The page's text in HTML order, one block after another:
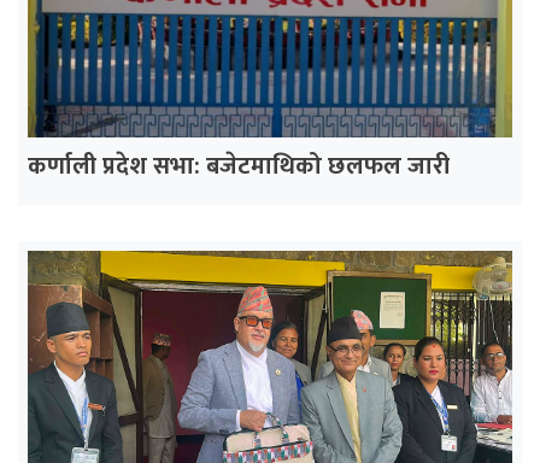
कर्णाली प्रदेश सभा: बजेटमाथिको छलफल जारी